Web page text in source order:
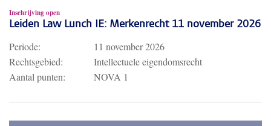
Inschrijving open
Leiden Law Lunch IE: Merkenrecht 11 november 2026
Periode:
11 november 2026
Rechtsgebied:
Intellectuele eigendomsrecht
Aantal punten:
NOVA 1